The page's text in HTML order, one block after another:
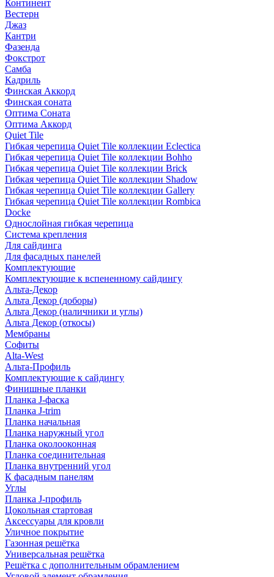
Континент
Вестерн
Джаз
Кантри
Фазенда
Фокстрот
Самба
Кадриль
Финская Аккорд
Финская соната
Оптима Соната
Оптима Аккорд
Quiet Tile
Гибкая черепица Quiet Tile коллекции Eclectica
Гибкая черепица Quiet Tile коллекции Bohho
Гибкая черепица Quiet Tile коллекции Brick
Гибкая черепица Quiet Tile коллекции Shadow
Гибкая черепица Quiet Tile коллекции Gallery
Гибкая черепица Quiet Tile коллекции Rombica
Docke
Однослойная гибкая черепица
Система крепления
Для сайдинга
Для фасадных панелей
Комплектующие
Комплектующие к вспененному сайдингу
Альта-Декор
Альта Декор (доборы)
Альта Декор (наличники и углы)
Альта Декор (откосы)
Мембраны
Софиты
Alta-West
Альта-Профиль
Комплектующие к сайдингу
Финишные планки
Планка J-фаска
Планка J-trim
Планка начальная
Планка наружный угол
Планка околооконная
Планка соединительная
Планка внутренний угол
К фасадным панелям
Углы
Планка J-профиль
Цокольная стартовая
Аксессуары для кровли
Уличное покрытие
Газонная решётка
Универсальная решётка
Решётка с дополнительным обрамлением